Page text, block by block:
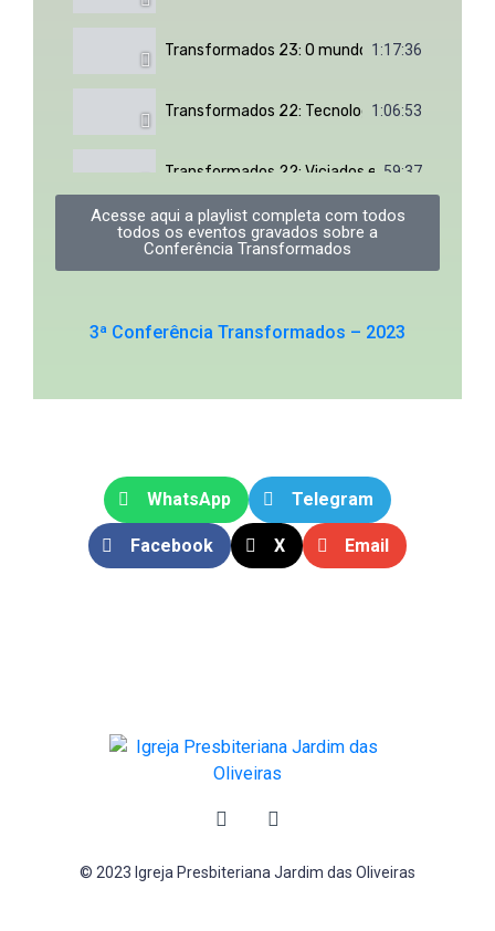
Transformados 23: O mundo invertido da
1:17:36
Transformados 22: Tecnologia e vida cristã |
1:06:53
Transformados 22: Viciados em distrações |
59:37
Transformados 22: O espetáculo do EGO
Acesse aqui a playlist completa com todos
todos os eventos gravados sobre a
Conferência Transformados
3ª Conferência Transformados – 2023
WhatsApp Telegram
Facebook X Email
© 2023 Igreja Presbiteriana Jardim das Oliveiras